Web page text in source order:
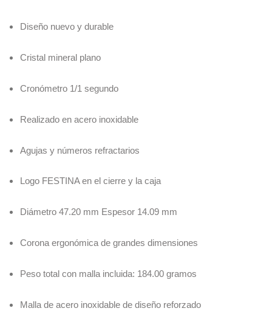
Diseño nuevo y durable
Cristal mineral plano
Cronómetro 1/1 segundo
Realizado en acero inoxidable
Agujas y números refractarios
Logo FESTINA en el cierre y la caja
Diámetro 47.20 mm Espesor 14.09 mm
Corona ergonómica de grandes dimensiones
Peso total con malla incluida: 184.00 gramos
Malla de acero inoxidable de diseño reforzado